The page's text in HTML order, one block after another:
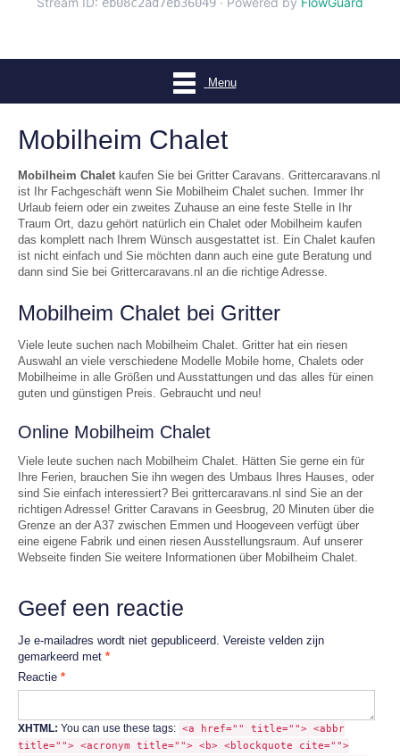
Menu
Mobilheim Chalet
Mobilheim Chalet kaufen Sie bei Gritter Caravans. Grittercaravans.nl
ist Ihr Fachgeschäft wenn Sie Mobilheim Chalet suchen. Immer Ihr
Urlaub feiern oder ein zweites Zuhause an eine feste Stelle in Ihr
Traum Ort, dazu gehört natürlich ein Chalet oder Mobilheim kaufen
das komplett nach Ihrem Wünsch ausgestattet ist. Ein Chalet kaufen
ist nicht einfach und Sie möchten dann auch eine gute Beratung und
dann sind Sie bei Grittercaravans.nl an die richtige Adresse.
Mobilheim Chalet bei Gritter
Viele leute suchen nach Mobilheim Chalet. Gritter hat ein riesen
Auswahl an viele verschiedene Modelle Mobile home, Chalets oder
Mobilheime in alle Größen und Ausstattungen und das alles für einen
guten und günstigen Preis. Gebraucht und neu!
Online Mobilheim Chalet
Viele leute suchen nach Mobilheim Chalet. Hätten Sie gerne ein für
Ihre Ferien, brauchen Sie ihn wegen des Umbaus Ihres Hauses, oder
sind Sie einfach interessiert? Bei grittercaravans.nl sind Sie an der
richtigen Adresse! Gritter Caravans in Geesbrug, 20 Minuten über die
Grenze an der A37 zwischen Emmen und Hoogeveen verfügt über
eine eigene Fabrik und einen riesen Ausstellungsraum. Auf unserer
Webseite finden Sie weitere Informationen über Mobilheim Chalet.
Geef een reactie
Je e-mailadres wordt niet gepubliceerd. Vereiste velden zijn
gemarkeerd met *
Reactie *
XHTML: You can use these tags: <a href="" title=""> <abbr
title=""> <acronym title=""> <b> <blockquote cite="">